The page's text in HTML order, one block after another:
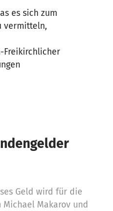
es sich zum
vermitteln,
Freikirchlicher
Geld wird für die
Michael Makarov und